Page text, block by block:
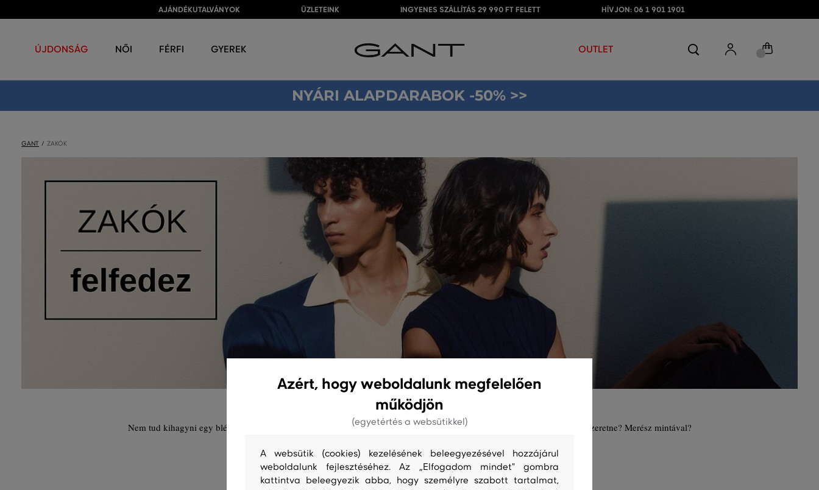
AJÁNDÉKUTALVÁNYOK ÜZLETEINK INGYENES SZÁLLÍTÁS 29 990 FT FELETT HÍVJON: 06 1 901 1901
ÚJDONSÁG NŐI FÉRFI GYEREK OUTLET
NYÁRI ALAPDARABOK -50% >>
GANT ZAKÓK
Nem tud kihagyni egy blézert vagy zakót, ha munkába öltözik? Akkor itt elemében lesz. Egyszínű, visszafogott darabot szeretne? Merész mintával?
És nálunk soha nem kell fizetnie a szállításért vagy a visszaküldésért.
Azért, hogy weboldalunk megfelelően
működjön
(egyetértés a websütikkel)
A websütik (cookies) kezelésének beleegyezésével hozzájárul
weboldalunk fejlesztéséhez. Az „Elfogadom mindet" gombra
kattintva beleegyezik abba, hogy személyre szabott tartalmat,